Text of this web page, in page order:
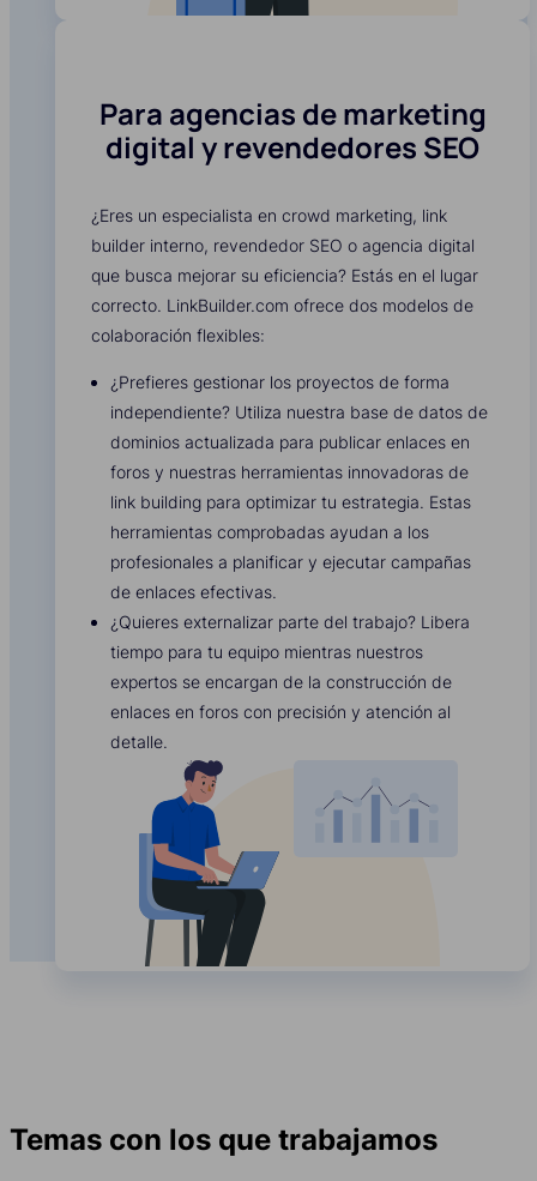
Para agencias de marketing
digital y revendedores SEO
¿Eres un especialista en crowd marketing, link
builder interno, revendedor SEO o agencia digital
que busca mejorar su eficiencia? Estás en el lugar
correcto. LinkBuilder.com ofrece dos modelos de
colaboración flexibles:
¿Prefieres gestionar los proyectos de forma
independiente? Utiliza nuestra base de datos de
dominios actualizada para publicar enlaces en
foros y nuestras herramientas innovadoras de
link building para optimizar tu estrategia. Estas
herramientas comprobadas ayudan a los
profesionales a planificar y ejecutar campañas
de enlaces efectivas.
¿Quieres externalizar parte del trabajo? Libera
tiempo para tu equipo mientras nuestros
expertos se encargan de la construcción de
enlaces en foros con precisión y atención al
detalle.
Temas con los que trabajamos